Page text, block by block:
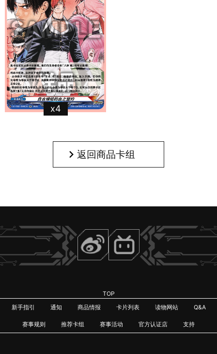
x4
返回商品卡组
TOP
新手指引
通知 商品情报 卡片列表 读物网站 Q&A
赛事规则 推荐卡组 赛事活动 官方认证店 支持